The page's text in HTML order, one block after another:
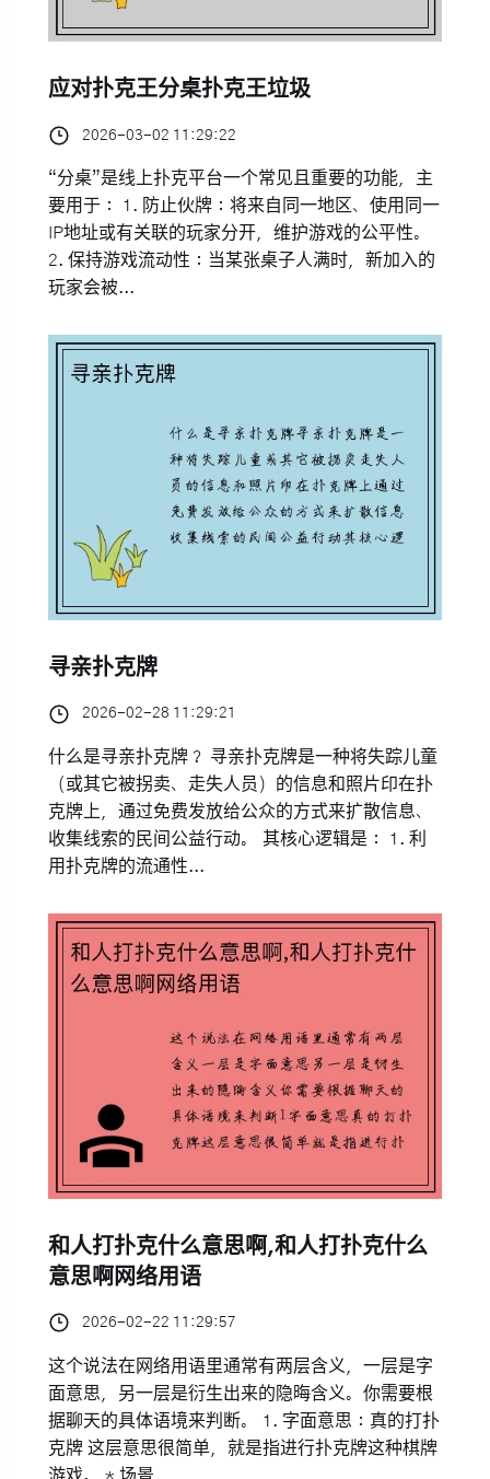
应对扑克王分桌扑克王垃圾
2026-03-02 11:29:22
“分桌”是线上扑克平台一个常见且重要的功能，主
要用于： 1. 防止伙牌：将来自同一地区、使用同一
IP地址或有关联的玩家分开，维护游戏的公平性。
2. 保持游戏流动性：当某张桌子人满时，新加入的
玩家会被...
寻亲扑克牌
2026-02-28 11:29:21
什么是寻亲扑克牌？ 寻亲扑克牌是一种将失踪儿童
（或其它被拐卖、走失人员）的信息和照片印在扑
克牌上，通过免费发放给公众的方式来扩散信息、
收集线索的民间公益行动。 其核心逻辑是： 1. 利
用扑克牌的流通性...
和人打扑克什么意思啊,和人打扑克什么
意思啊网络用语
2026-02-22 11:29:57
这个说法在网络用语里通常有两层含义，一层是字
面意思，另一层是衍生出来的隐晦含义。你需要根
据聊天的具体语境来判断。 1. 字面意思：真的打扑
克牌 这层意思很简单，就是指进行扑克牌这种棋牌
游戏。 * 场景...